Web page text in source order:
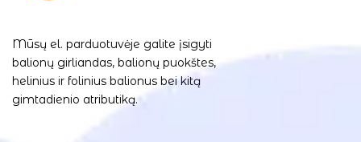
Mūsų el. parduotuvėje galite įsigyti
balionų girliandas, balionų puokštes,
helinius ir folinius balionus bei kitą
gimtadienio atributiką.